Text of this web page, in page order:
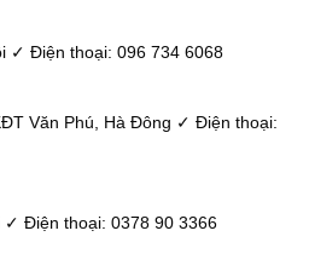
✓ Điện thoại: 096 734 6068
Văn Phú, Hà Đông ✓ Điện thoại:
✓ Điện thoại: 0378 90 3366